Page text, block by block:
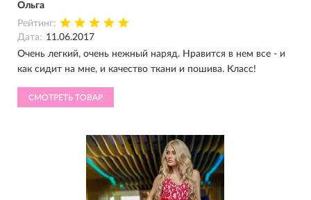
Ольга
Рейтинг:
Дата: 11.06.2017
Очень легкий, очень нежный наряд. Нравится в нем все - и
как сидит на мне, и качество ткани и пошива. Класс!
СМОТРЕТЬ ТОВАР